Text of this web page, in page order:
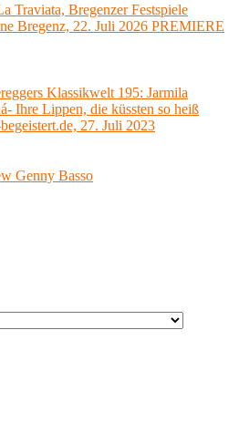
Traviata, Bregenzer Festspiele
Bregenz, 22. Juli 2026 PREMIERE
Klassikwelt 195: Jarmila
Ihre Lippen, die küssten so heiß
27. Juli 2023
Genny Basso